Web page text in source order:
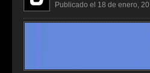
Publicado el 18 de enero,